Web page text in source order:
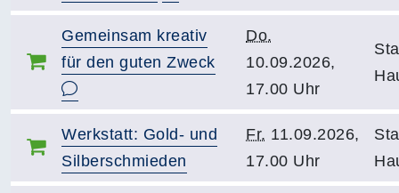
Gemeinsam kreativ
für den guten Zweck
Do.
10.09.2026,
17.00 Uhr
Werkstatt: Gold- und
Silberschmieden
Fr. 11.09.2026,
17.00 Uhr